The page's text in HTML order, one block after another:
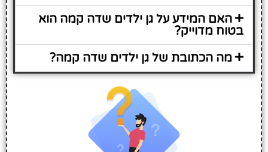
האם המידע על גן ילדים שדה קמה הוא
בטוח מדוייק?
מה הכתובת של גן ילדים שדה קמה?